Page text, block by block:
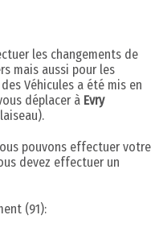
les changements de
mais aussi pour les
Véhicules a été mis en
déplacer à Evry
pouvons effectuer votre
devez effectuer un
(91):